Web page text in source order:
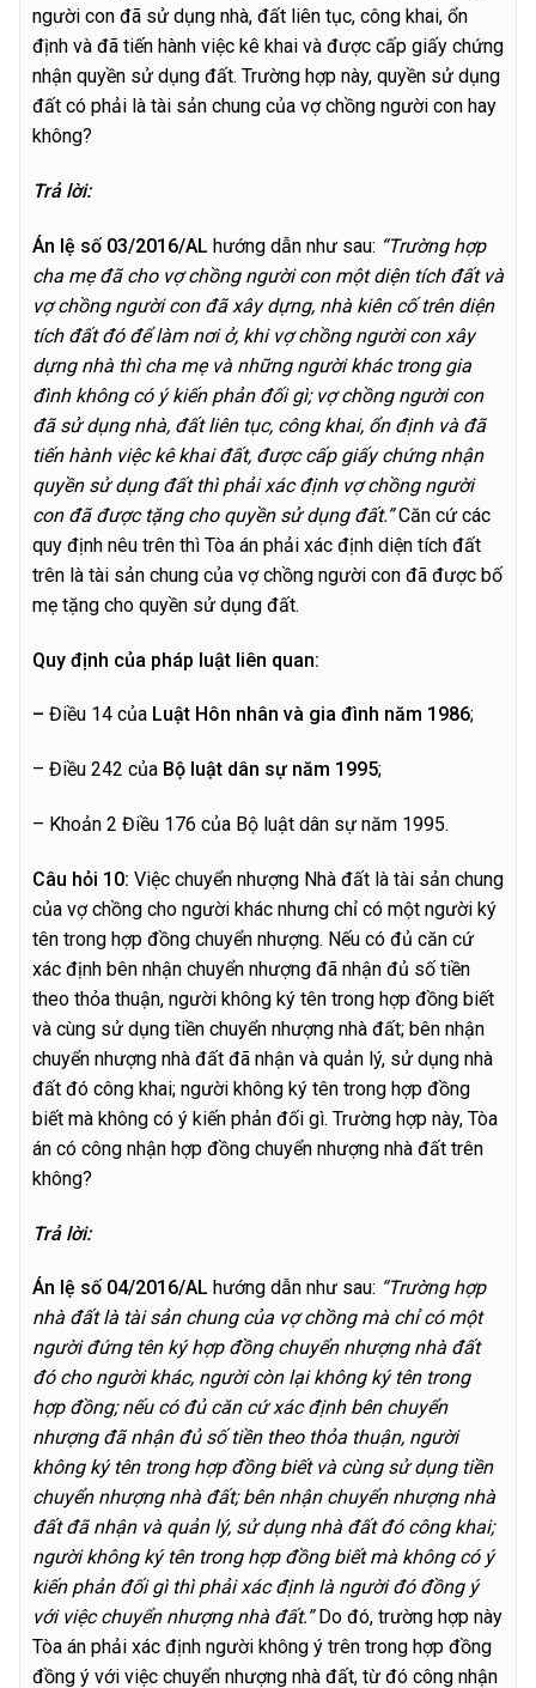
người con đã sử dụng nhà, đất liên tục, công khai, ổn
định và đã tiến hành việc kê khai và được cấp giấy chứng
nhận quyền sử dụng đất. Trường hợp này, quyền sử dụng
đất có phải là tài sản chung của vợ chồng người con hay
không?
Trả lời:
Án lệ số 03/2016/AL hướng dẫn như sau: “Trường hợp
cha mẹ đã cho vợ chồng người con một diện tích đất và
vợ chồng người con đã xây dựng, nhà kiên cố trên diện
tích đất đó để làm nơi ở, khi vợ chồng người con xây
dựng nhà thì cha mẹ và những người khác trong gia
đình không có ý kiến phản đối gì; vợ chồng người con
đã sử dụng nhà, đất liên tục, công khai, ổn định và đã
tiến hành việc kê khai đất, được cấp giấy chứng nhận
quyền sử dụng đất thì phải xác định vợ chồng người
con đã được tặng cho quyền sử dụng đất.”Căn cứ các
quy định nêu trên thì Tòa án phải xác định diện tích đất
trên là tài sản chung của vợ chồng người con đã được bố
mẹ tặng cho quyền sử dụng đất.
Quy định của pháp luật liên quan:
– Điều 14 của Luật Hôn nhân và gia đình năm 1986;
– Điều 242 của Bộ luật dân sự năm 1995;
– Khoản 2 Điều 176 của Bộ luật dân sự năm 1995.
Câu hỏi 10: Việc chuyển nhượng Nhà đất là tài sản chung
của vợ chồng cho người khác nhưng chỉ có một người ký
tên trong hợp đồng chuyển nhượng. Nếu có đủ căn cứ
xác định bên nhận chuyển nhượng đã nhận đủ số tiền
theo thỏa thuận, người không ký tên trong hợp đồng biết
và cùng sử dụng tiền chuyển nhượng nhà đất; bên nhận
chuyển nhượng nhà đất đã nhận và quản lý, sử dụng nhà
đất đó công khai; người không ký tên trong hợp đồng
biết mà không có ý kiến phản đối gì. Trường hợp này, Tòa
án có công nhận hợp đồng chuyển nhượng nhà đất trên
không?
Trả lời:
Án lệ số 04/2016/AL hướng dẫn như sau: “Trường hợp
nhà đất là tài sản chung của vợ chồng mà chỉ có một
người đứng tên ký hợp đồng chuyển nhượng nhà đất
đó cho người khác, người còn lại không ký tên trong
hợp đồng; nếu có đủ căn cứ xác định bên chuyển
nhượng đã nhận đủ số tiền theo thỏa thuận, người
không ký tên trong hợp đồng biết và cùng sử dụng tiền
chuyển nhượng nhà đất; bên nhận chuyển nhượng nhà
đất đã nhận và quản lý, sử dụng nhà đất đó công khai;
người không ký tên trong hợp đồng biết mà không có ý
kiến phản đối gì thì phải xác định là người đó đồng ý
với việc chuyển nhượng nhà đất.”Do đó, trường hợp này
Tòa án phải xác định người không ý trên trong hợp đồng
đồng ý với việc chuyển nhượng nhà đất, từ đó công nhận